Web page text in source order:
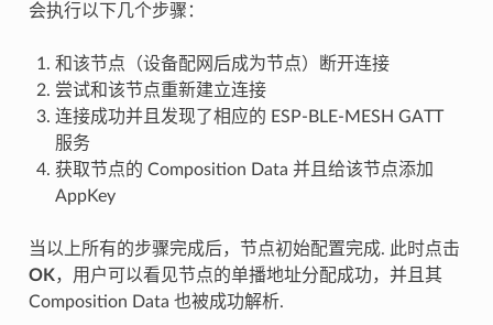
会执行以下几个步骤：
和该节点（设备配网后成为节点）断开连接
尝试和该节点重新建立连接
连接成功并且发现了相应的 ESP-BLE-MESH GATT
服务
获取节点的 Composition Data 并且给该节点添加
AppKey
当以上所有的步骤完成后，节点初始配置完成. 此时点击
OK，用户可以看见节点的单播地址分配成功，并且其
Composition Data 也被成功解析.